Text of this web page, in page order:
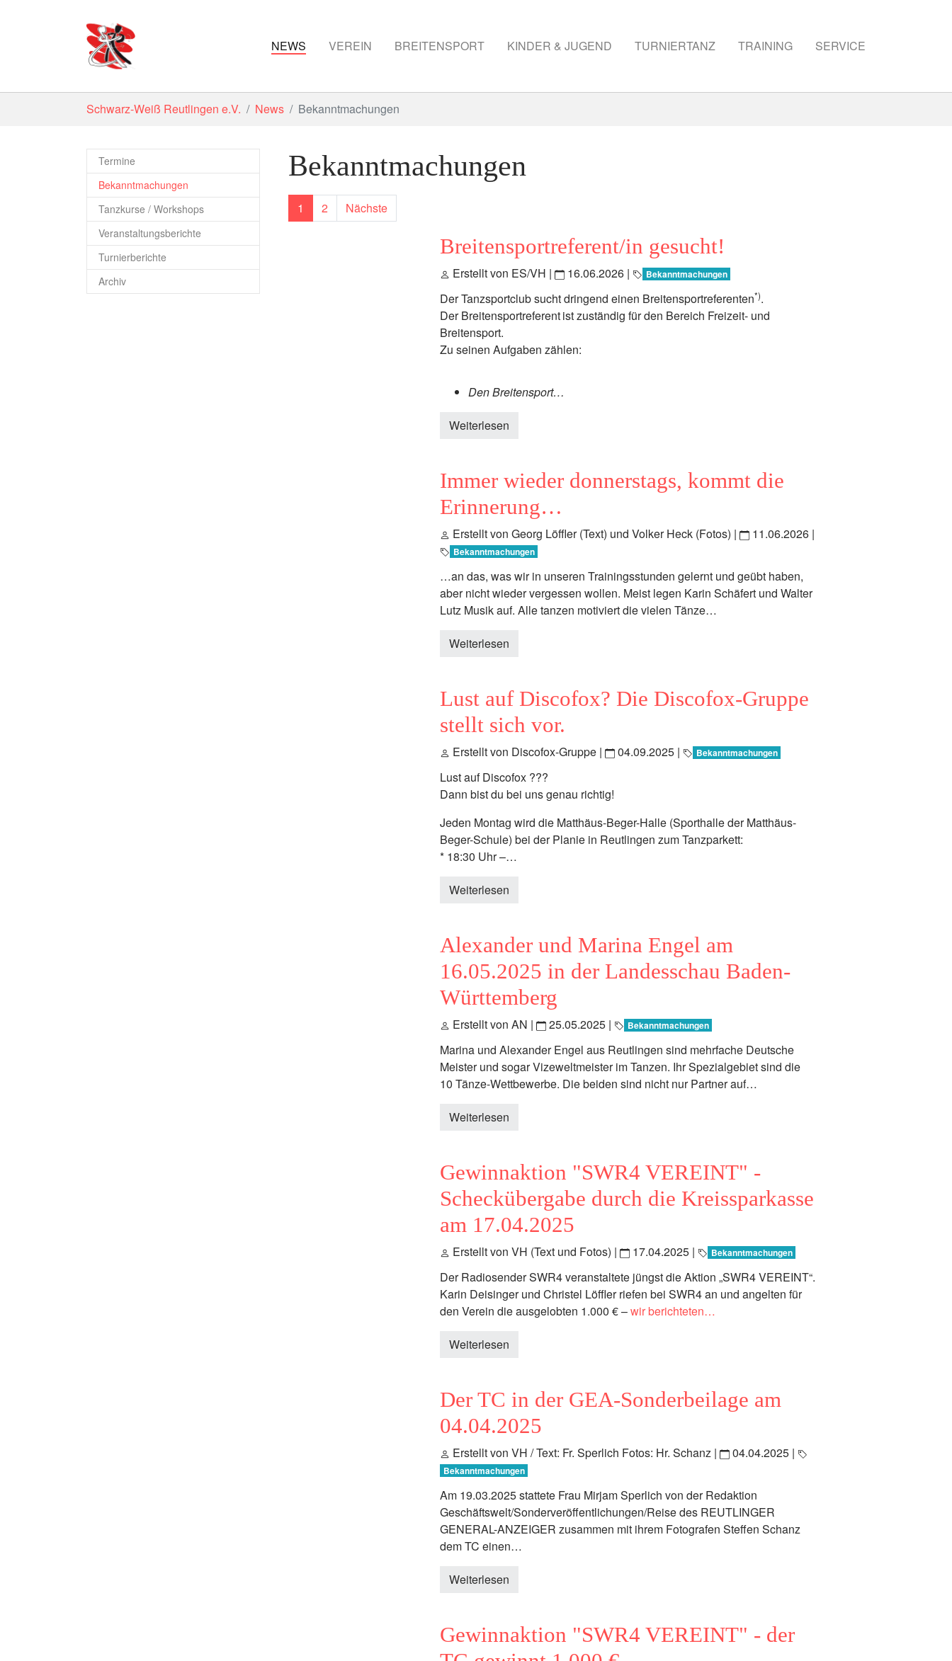
NEWS VEREIN BREITENSPORT KINDER & JUGEND TURNIERTANZ TRAINING SERVICE
Schwarz-Weiß Reutlingen e.V. News Bekanntmachungen
Termine
Bekanntmachungen
Tanzkurse / Workshops
Veranstaltungsberichte
Turnierberichte
Archiv
Bekanntmachungen
1 2 Nächste
Breitensportreferent/in gesucht!
Erstellt von ES/VH | 16.06.2026 | Bekanntmachungen
Der Tanzsportclub sucht dringend einen Breitensportreferenten*).
Der Breitensportreferentist zuständig für den Bereich Freizeit- und
Breitensport.
Zu seinen Aufgaben zählen:
Den Breitensport…
Weiterlesen
Immer wieder donnerstags, kommt die
Erinnerung…
Erstellt von Georg Löffler (Text) und Volker Heck (Fotos) | 11.06.2026 |
Bekanntmachungen
…an das, was wir in unseren Trainingsstunden gelernt und geübt haben,
aber nicht wieder vergessen wollen. Meist legen Karin Schäfert und Walter
Lutz Musik auf. Alle tanzen motiviert die vielen Tänze…
Weiterlesen
Lust auf Discofox? Die Discofox-Gruppe
stellt sich vor.
Erstellt von Discofox-Gruppe | 04.09.2025 | Bekanntmachungen
Lust auf Discofox ???
Dann bist du bei uns genau richtig!
Jeden Montag wird die Matthäus-Beger-Halle (Sporthalle der Matthäus-
Beger-Schule) bei der Planie in Reutlingen zum Tanzparkett:
* 18:30 Uhr –…
Weiterlesen
Alexander und Marina Engel am
16.05.2025 in der Landesschau Baden-
Württemberg
Erstellt von AN | 25.05.2025 | Bekanntmachungen
Marina und Alexander Engel aus Reutlingen sind mehrfache Deutsche
Meister und sogar Vizeweltmeister im Tanzen. Ihr Spezialgebiet sind die
10 Tänze-Wettbewerbe. Die beiden sind nicht nur Partner auf…
Weiterlesen
Gewinnaktion "SWR4 VEREINT" -
Scheckübergabe durch die Kreissparkasse
am 17.04.2025
Erstellt von VH (Text und Fotos) | 17.04.2025 | Bekanntmachungen
Der Radiosender SWR4 veranstaltete jüngst die Aktion „SWR4 VEREINT“.
Karin Deisinger und Christel Löffler riefen bei SWR4 an und angelten für
den Verein die ausgelobten 1.000 € –wir berichteten…
Weiterlesen
Der TC in der GEA-Sonderbeilage am
04.04.2025
Erstellt von VH / Text: Fr. Sperlich Fotos: Hr. Schanz | 04.04.2025 |
Bekanntmachungen
Am 19.03.2025 stattete Frau Mirjam Sperlich von der Redaktion
Geschäftswelt/Sonderveröffentlichungen/Reise des REUTLINGER
GENERAL-ANZEIGER zusammen mit ihrem Fotografen Steffen Schanz
dem TC einen…
Weiterlesen
Gewinnaktion "SWR4 VEREINT" - der